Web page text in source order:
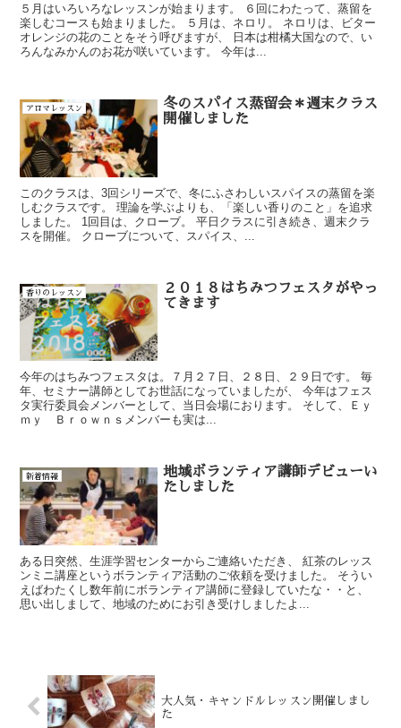
５月はいろいろなレッスンが始まります。 ６回にわたって、蒸留を
楽しむコースも始まりました。 ５月は、ネロリ。 ネロリは、ビター
オレンジの花のことをそう呼びますが、 日本は柑橘大国なので、い
ろんなみかんのお花が咲いています。 今年は...
アロマレッスン
冬のスパイス蒸留会＊週末クラス
開催しました
このクラスは、3回シリーズで、冬にふさわしいスパイスの蒸留を楽
しむクラスです。 理論を学ぶよりも、「楽しい香りのこと」を追求
しました。 1回目は、クローブ。 平日クラスに引き続き、週末クラ
スを開催。 クローブについて、スパイス、...
香りのレッスン
２０１８はちみつフェスタがやっ
てきます
今年のはちみつフェスタは。７月２７日、２８日、２９日です。 毎
年、セミナー講師としてお世話になっていましたが、 今年はフェス
タ実行委員会メンバーとして、当日会場におります。 そして、Ｅｙ
ｍｙ Ｂｒｏｗｎｓメンバーも実は...
新着情報
地域ボランティア講師デビューい
たしました
ある日突然、生涯学習センターからご連絡いただき、 紅茶のレッス
ンミニ講座というボランティア活動のご依頼を受けました。 そうい
えばわたくし数年前にボランティア講師に登録していたな・・と、
思い出しまして、地域のためにお引き受けしましたよ...
大人気・キャンドルレッスン開催しまし
た